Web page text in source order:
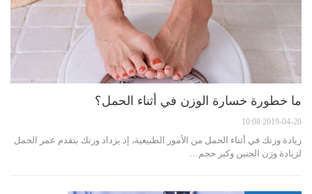
ما خطورة خسارة الوزن في أثناء الحمل؟
2019-04-20 10:08
زيادة وزنك في أثناء الحمل من الأمور الطبيعية، إذ يزداد وزنك بتقدم عمر الحمل
لزيادة وزن الجنين وكبر حجم…